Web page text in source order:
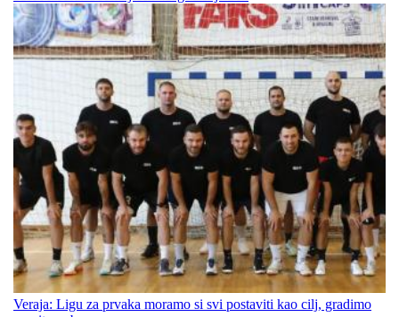
Veraja: Ligu za prvaka moramo si svi postaviti kao cilj, gradimo